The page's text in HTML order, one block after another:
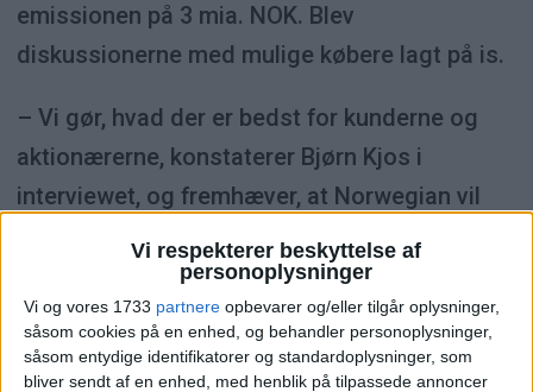
Vi respekterer beskyttelse af
personoplysninger
Vi og vores 1733 partnere opbevarer og/eller tilgår oplysninger,
såsom cookies på en enhed, og behandler personoplysninger,
såsom entydige identifikatorer og standardoplysninger, som
bliver sendt af en enhed, med henblik på tilpassede annoncer
emissionen på 3 mia. NOK. Blev
diskussionerne med mulige købere lagt på is.
– Vi gør, hvad der er bedst for kunderne og
aktionærerne, konstaterer Bjørn Kjos i
interviewet, og fremhæver, at Norwegian vil
være rentabelt i 2019.
NYHEDER FLY